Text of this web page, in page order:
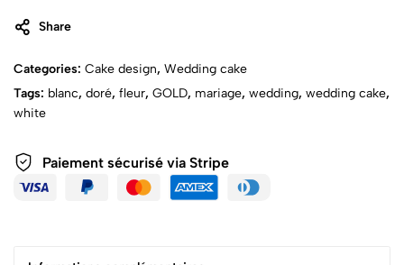
Share
Categories: Cake design, Wedding cake
Tags: blanc, doré, fleur, GOLD, mariage, wedding, wedding cake,
white
Paiement sécurisé via Stripe